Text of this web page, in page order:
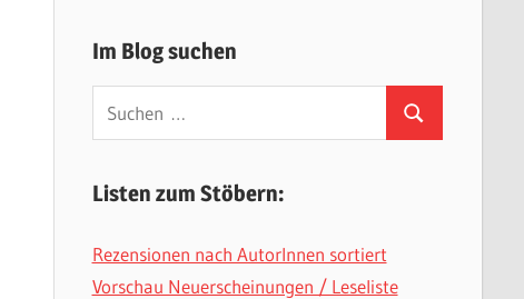
Im Blog suchen
Suchen
nach:
Suchen
Listen zum Stöbern:
Rezensionen nach AutorInnen sortiert
Vorschau Neuerscheinungen / Leseliste